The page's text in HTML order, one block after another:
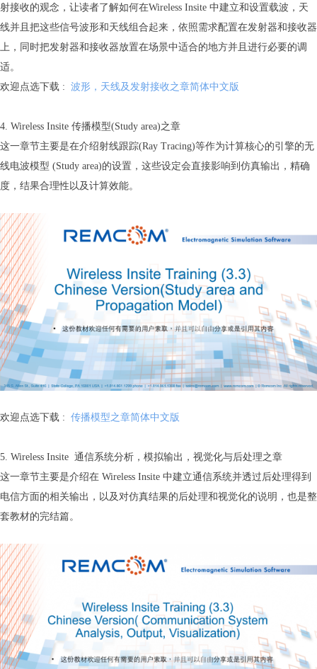
射接收的观念，让读者了解如何在Wireless Insite 中建立和设置载波，天
线并且把这些信号波形和天线组合起来，依照需求配置在发射器和接收器
上，同时把发射器和接收器放置在场景中适合的地方并且进行必要的调
适。
欢迎点选下载 : 波形，天线及发射接收之章简体中文版
4. Wireless Insite 传播模型(Study area)之章
这一章节主要是在介绍射线跟踪(Ray Tracing)等作为计算核心的引擎的无
线电波模型 (Study area)的设置，这些设定会直接影响到仿真输出，精确
度，结果合理性以及计算效能。
欢迎点选下载 : 传播模型之章简体中文版
5. Wireless Insite 通信系统分析，模拟输出，视觉化与后处理之章
这一章节主要是介绍在 Wireless Insite 中建立通信系统并透过后处理得到
电信方面的相关输出，以及对仿真结果的后处理和视觉化的说明，也是整
套教材的完结篇。